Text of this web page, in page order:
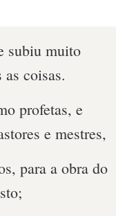
subiu muito
coisas.
profetas, e
e mestres,
para a obra do